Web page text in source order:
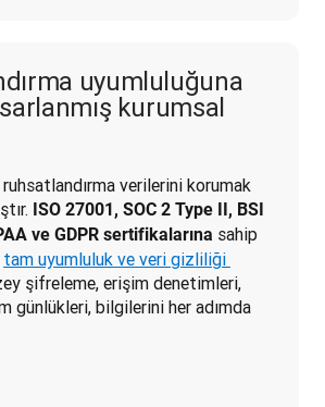
uyumluluğuna
kurumsal
verilerini korumak
ISO 27001, SOC 2 Type II, BSI
ve GDPR sertifikalarına sahip
tam uyumluluk ve veri gizliliği
günlükleri, bilgilerini her adımda